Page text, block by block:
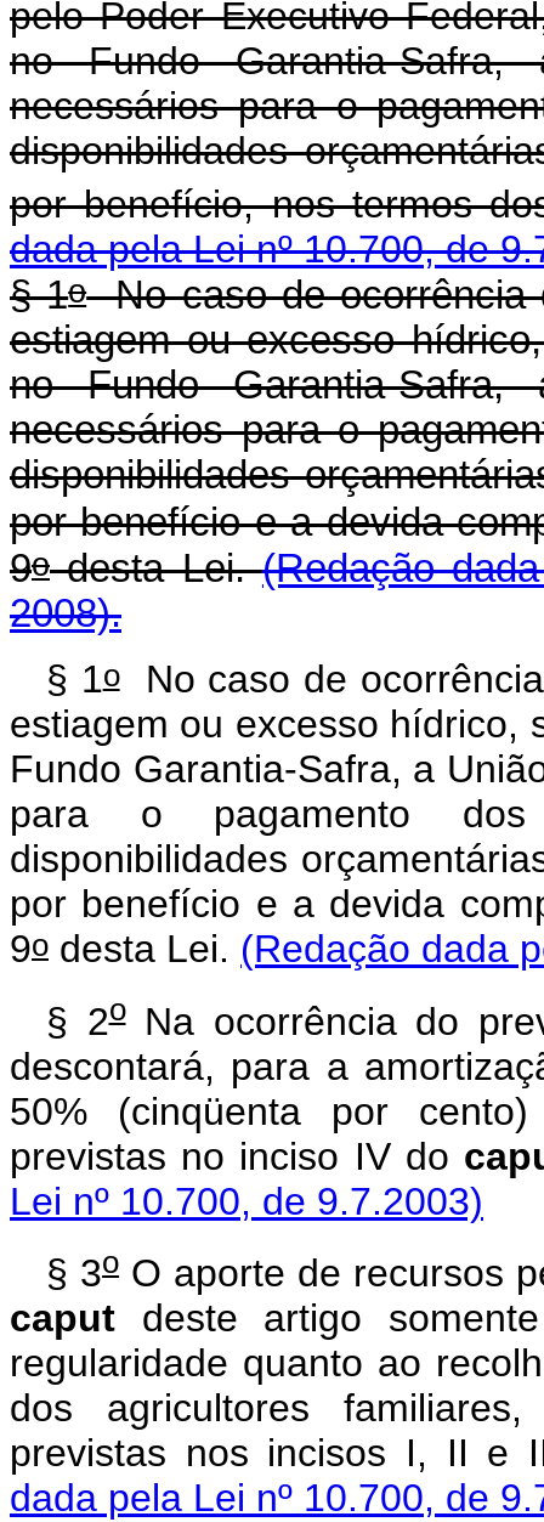
pelo Poder Executivo
no Fundo Garantia-
necessários para o
disponibilidades
por benefício, nos termos
dada pela Lei nº 10.700, de
§ 1oNo caso de ocorrência
estiagem ou excesso
no Fundo Garantia-
necessários para o
disponibilidades
por benefício e a devida
9odesta Lei.(Redação
2008).
§ 1oNo caso de
estiagem ou excesso hídrico,
Fundo Garantia-Safra, a
para o pagamento
disponibilidades
por benefício e a devida
9o desta Lei. (Redação dada
§ 2oNa ocorrência do
descontará, para a
50% (cinqüenta por
previstas no inciso IV do
Lei nº 10.700, de 9.7.2003)
§ 3o O aporte de recursos
caput deste artigo
regularidade quanto ao
dos agricultores
previstas nos incisos I, II e
dada pela Lei nº 10.700, de